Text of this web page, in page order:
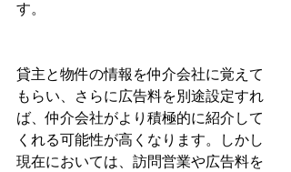
す。
貸主と物件の情報を仲介会社に覚えて
もらい、さらに広告料を別途設定すれ
ば、仲介会社がより積極的に紹介して
くれる可能性が高くなります。しかし
現在においては、訪問営業や広告料を